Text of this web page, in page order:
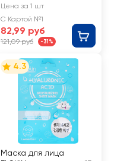
с экстрактом
красного
апельсина и
эффектом
ароматерапии
Цена за 1 шт
С Картой №1
82,99 руб
121,09 руб -31%
4.3
Маска для лица